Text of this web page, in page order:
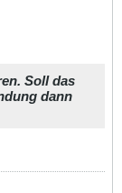
Soll das
dann